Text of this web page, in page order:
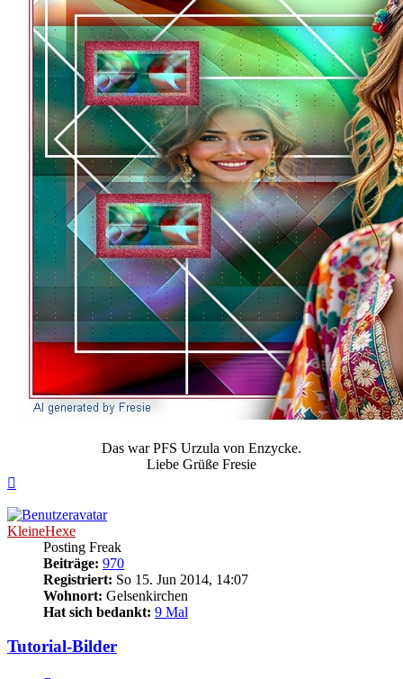
Das war PFS Urzula von Enzycke.
Liebe Grüße Fresie
KleineHexe
Posting Freak
Beiträge: 970
Registriert: So 15. Jun 2014, 14:07
Wohnort: Gelsenkirchen
Hat sich bedankt: 9 Mal
Tutorial-Bilder